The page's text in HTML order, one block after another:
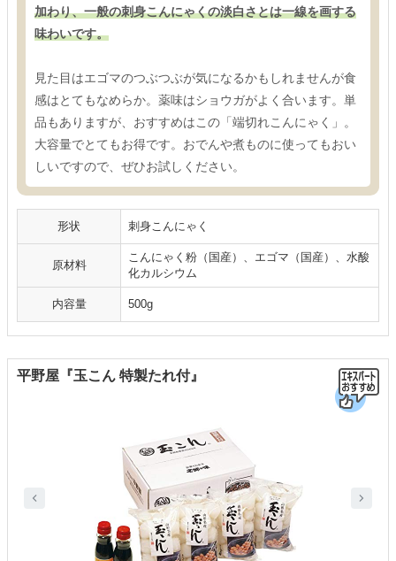
加わり、一般の刺身こんにゃくの淡白さとは一線を画する
味わいです。
見た目はエゴマのつぶつぶが気になるかもしれませんが食
感はとてもなめらか。薬味はショウガがよく合います。単
品もありますが、おすすめはこの「端切れこんにゃく」。
大容量でとてもお得です。おでんや煮ものに使ってもおい
しいですので、ぜひお試しください。
形状 刺身こんにゃく
原材料
こんにゃく粉（国産）、エゴマ（国産）、水酸
化カルシウム
内容量 500g
平野屋『玉こん 特製たれ付』